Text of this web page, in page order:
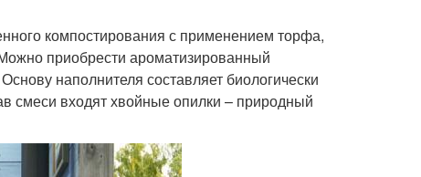
компостирования с применением торфа,
приобрести ароматизированный
наполнителя составляет биологически
смеси входят хвойные опилки – природный